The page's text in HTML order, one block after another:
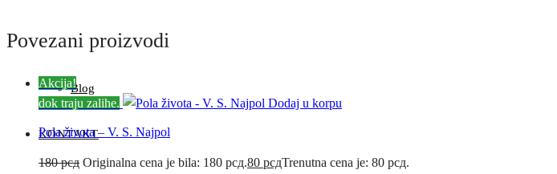
Blog
KONTAKT
Povezani proizvodi
Akcija!
dok traju zalihe.
Dodaj u korpu
Pola života – V. S. Najpol
180рсд Originalna cena je bila: 180 рсд.80 рсдTrenutna cena je: 80 рсд.